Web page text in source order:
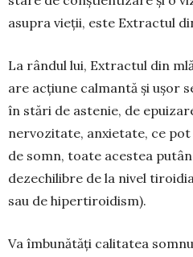
asupra vieții, este Extractul
La rândul lui, Extractul din
are acțiune calmantă și ușor
în stări de astenie, de
nervozitate, anxietate, ce
de somn, toate acestea
dezechilibre de la nivel
sau de hipertiroi­dism).
Va îmbunătăţi calitatea